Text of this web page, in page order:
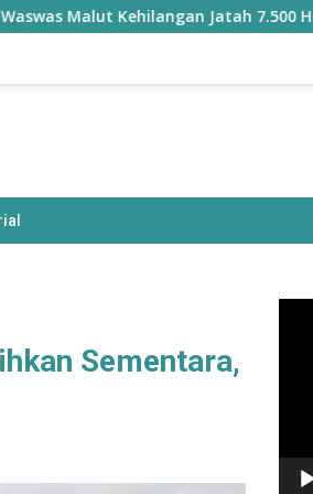
Malut Kehilangan Jatah 7.500 Hektare
Sementara,